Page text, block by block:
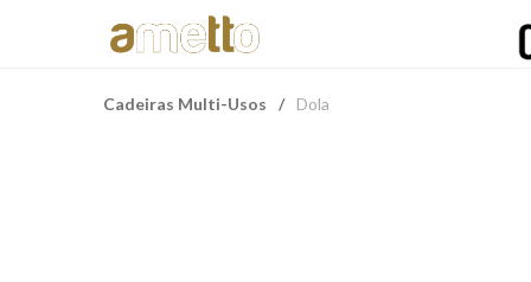
Cadeiras Multi-Usos / Dola